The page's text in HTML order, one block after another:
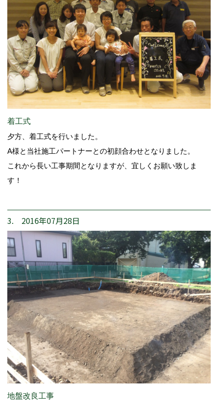
着工式
夕方、着工式を行いました。
A様と当社施工パートナーとの初顔合わせとなりました。
これから長い工事期間となりますが、宜しくお願い致しま
す！
3. 2016年07月28日
地盤改良工事